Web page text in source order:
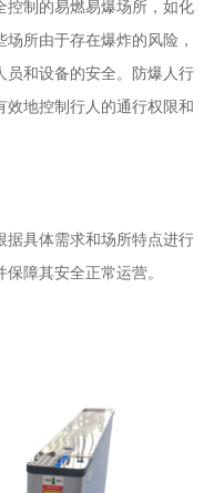
控制的易燃易爆场所，如化
所由于存在爆炸的风险，
员和设备的安全。防爆人行
效地控制行人的通行权限和
据具体需求和场所特点进行
障其安全正常运营。